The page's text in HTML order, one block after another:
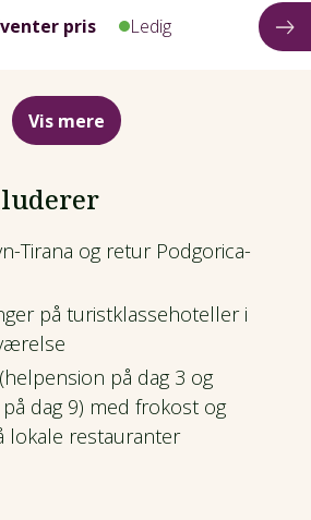
pris Ledig
Vis mere
Tirana og retur Podgorica-
på turistklassehoteller i
på dag 3 og
dag 9) med frokost og
lokale restauranter